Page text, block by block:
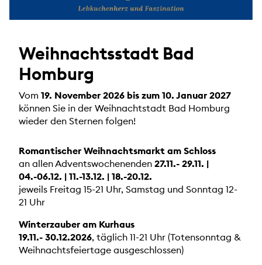
Weihnachtsstadt Bad
Homburg
Vom 19. November 2026 bis zum 10. Januar 2027
können Sie in der Weihnachtstadt Bad Homburg
wieder den Sternen folgen!
Romantischer Weihnachtsmarkt am Schloss
an allen Adventswochenenden 27.11.- 29.11. |
04.-06.12. | 11.-13.12. | 18.-20.12.
jeweils Freitag 15-21 Uhr, Samstag und Sonntag 12-
21 Uhr
Winterzauber am Kurhaus
19.11.- 30.12.2026, täglich 11-21 Uhr (Totensonntag &
Weihnachtsfeiertage ausgeschlossen)